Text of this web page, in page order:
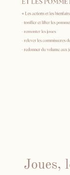
Joues,